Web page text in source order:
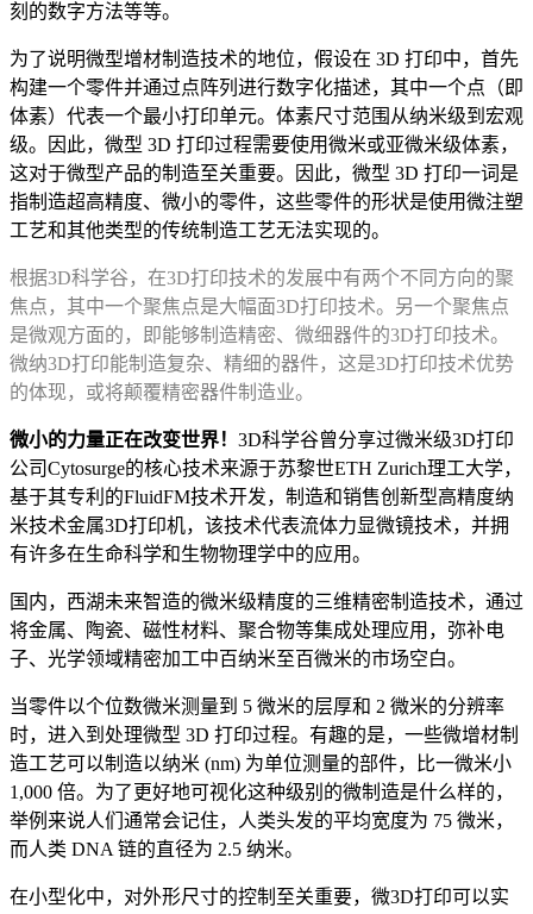
刻的数字方法等等。
为了说明微型增材制造技术的地位，假设在 3D 打印中，首先
构建一个零件并通过点阵列进行数字化描述，其中一个点（即
体素）代表一个最小打印单元。体素尺寸范围从纳米级到宏观
级。因此，微型 3D 打印过程需要使用微米或亚微米级体素，
这对于微型产品的制造至关重要。因此，微型 3D 打印一词是
指制造超高精度、微小的零件，这些零件的形状是使用微注塑
工艺和其他类型的传统制造工艺无法实现的。
根据3D科学谷，在3D打印技术的发展中有两个不同方向的聚
焦点，其中一个聚焦点是大幅面3D打印技术。另一个聚焦点
是微观方面的，即能够制造精密、微细器件的3D打印技术。
微纳3D打印能制造复杂、精细的器件，这是3D打印技术优势
的体现，或将颠覆精密器件制造业。
微小的力量正在改变世界！ 3D科学谷曾分享过微米级3D打印
公司Cytosurge的核心技术来源于苏黎世ETH Zurich理工大学，
基于其专利的FluidFM技术开发，制造和销售创新型高精度纳
米技术金属3D打印机，该技术代表流体力显微镜技术，并拥
有许多在生命科学和生物物理学中的应用。
国内，西湖未来智造的微米级精度的三维精密制造技术，通过
将金属、陶瓷、磁性材料、聚合物等集成处理应用，弥补电
子、光学领域精密加工中百纳米至百微米的市场空白。
当零件以个位数微米测量到 5 微米的层厚和 2 微米的分辨率
时，进入到处理微型 3D 打印过程。有趣的是，一些微增材制
造工艺可以制造以纳米 (nm) 为单位测量的部件，比一微米小
1,000 倍。为了更好地可视化这种级别的微制造是什么样的，
举例来说人们通常会记住，人类头发的平均宽度为 75 微米，
而人类 DNA 链的直径为 2.5 纳米。
在小型化中，对外形尺寸的控制至关重要，微3D打印可以实